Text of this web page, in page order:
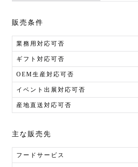
販売条件
業務用対応可否
ギフト対応可否
OEM生産対応可否
イベント出展対応可否
産地直送対応可否
主な販売先
フードサービス